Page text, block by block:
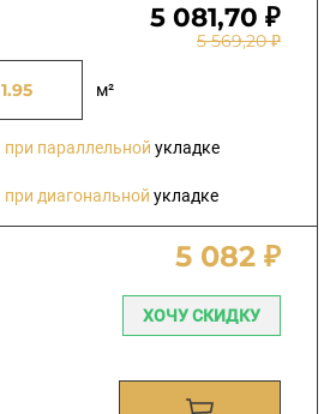
5 081,70 ₽
5 569,20 ₽
м²
при параллельной укладке
при диагональной укладке
5 082 ₽
ХОЧУ СКИДКУ